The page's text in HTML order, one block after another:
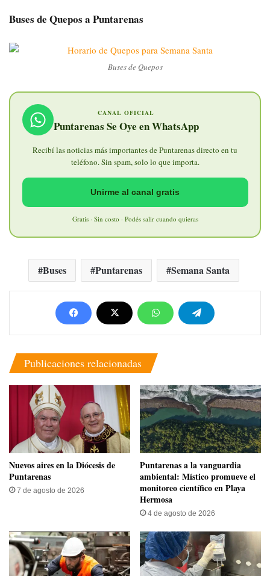
Buses de Quepos a Puntarenas
Buses de Quepos
CANAL OFICIAL
Puntarenas Se Oye en WhatsApp
Recibí las noticias más importantes de Puntarenas directo en tu
teléfono. Sin spam, solo lo que importa.
Unirme al canal gratis
Gratis · Sin costo · Podés salir cuando quieras
Buses Puntarenas Semana Santa
Publicaciones relacionadas
​Nuevos aires en la Diócesis de
Puntarenas
7 de agosto de 2026
​Puntarenas a la vanguardia
ambiental: Místico promueve el
monitoreo científico en Playa
Hermosa
4 de agosto de 2026